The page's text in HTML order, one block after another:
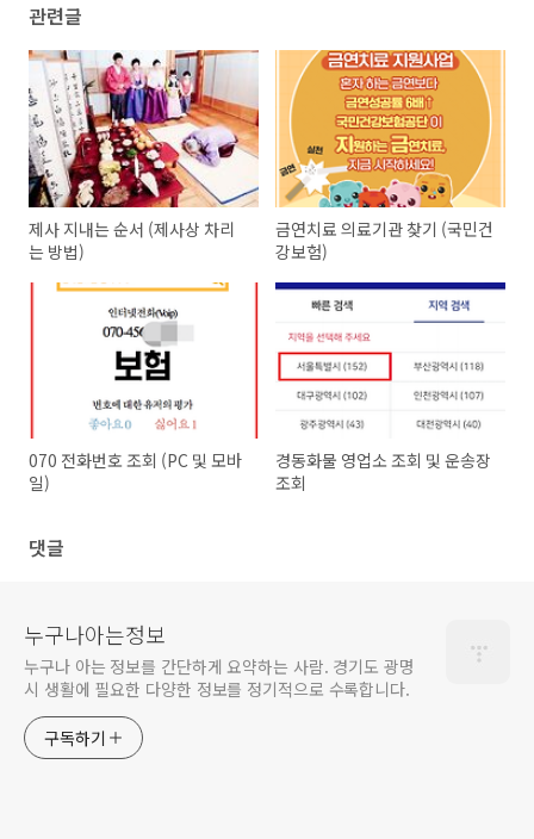
관련글
제사 지내는 순서 (제사상 차리
는 방법)
금연치료 의료기관 찾기 (국민건
강보험)
070 전화번호 조회 (PC 및 모바
일)
경동화물 영업소 조회 및 운송장
조회
댓글
누구나아는정보
누구나 아는 정보를 간단하게 요약하는 사람. 경기도 광명
시 생활에 필요한 다양한 정보를 정기적으로 수록합니다.
구독하기